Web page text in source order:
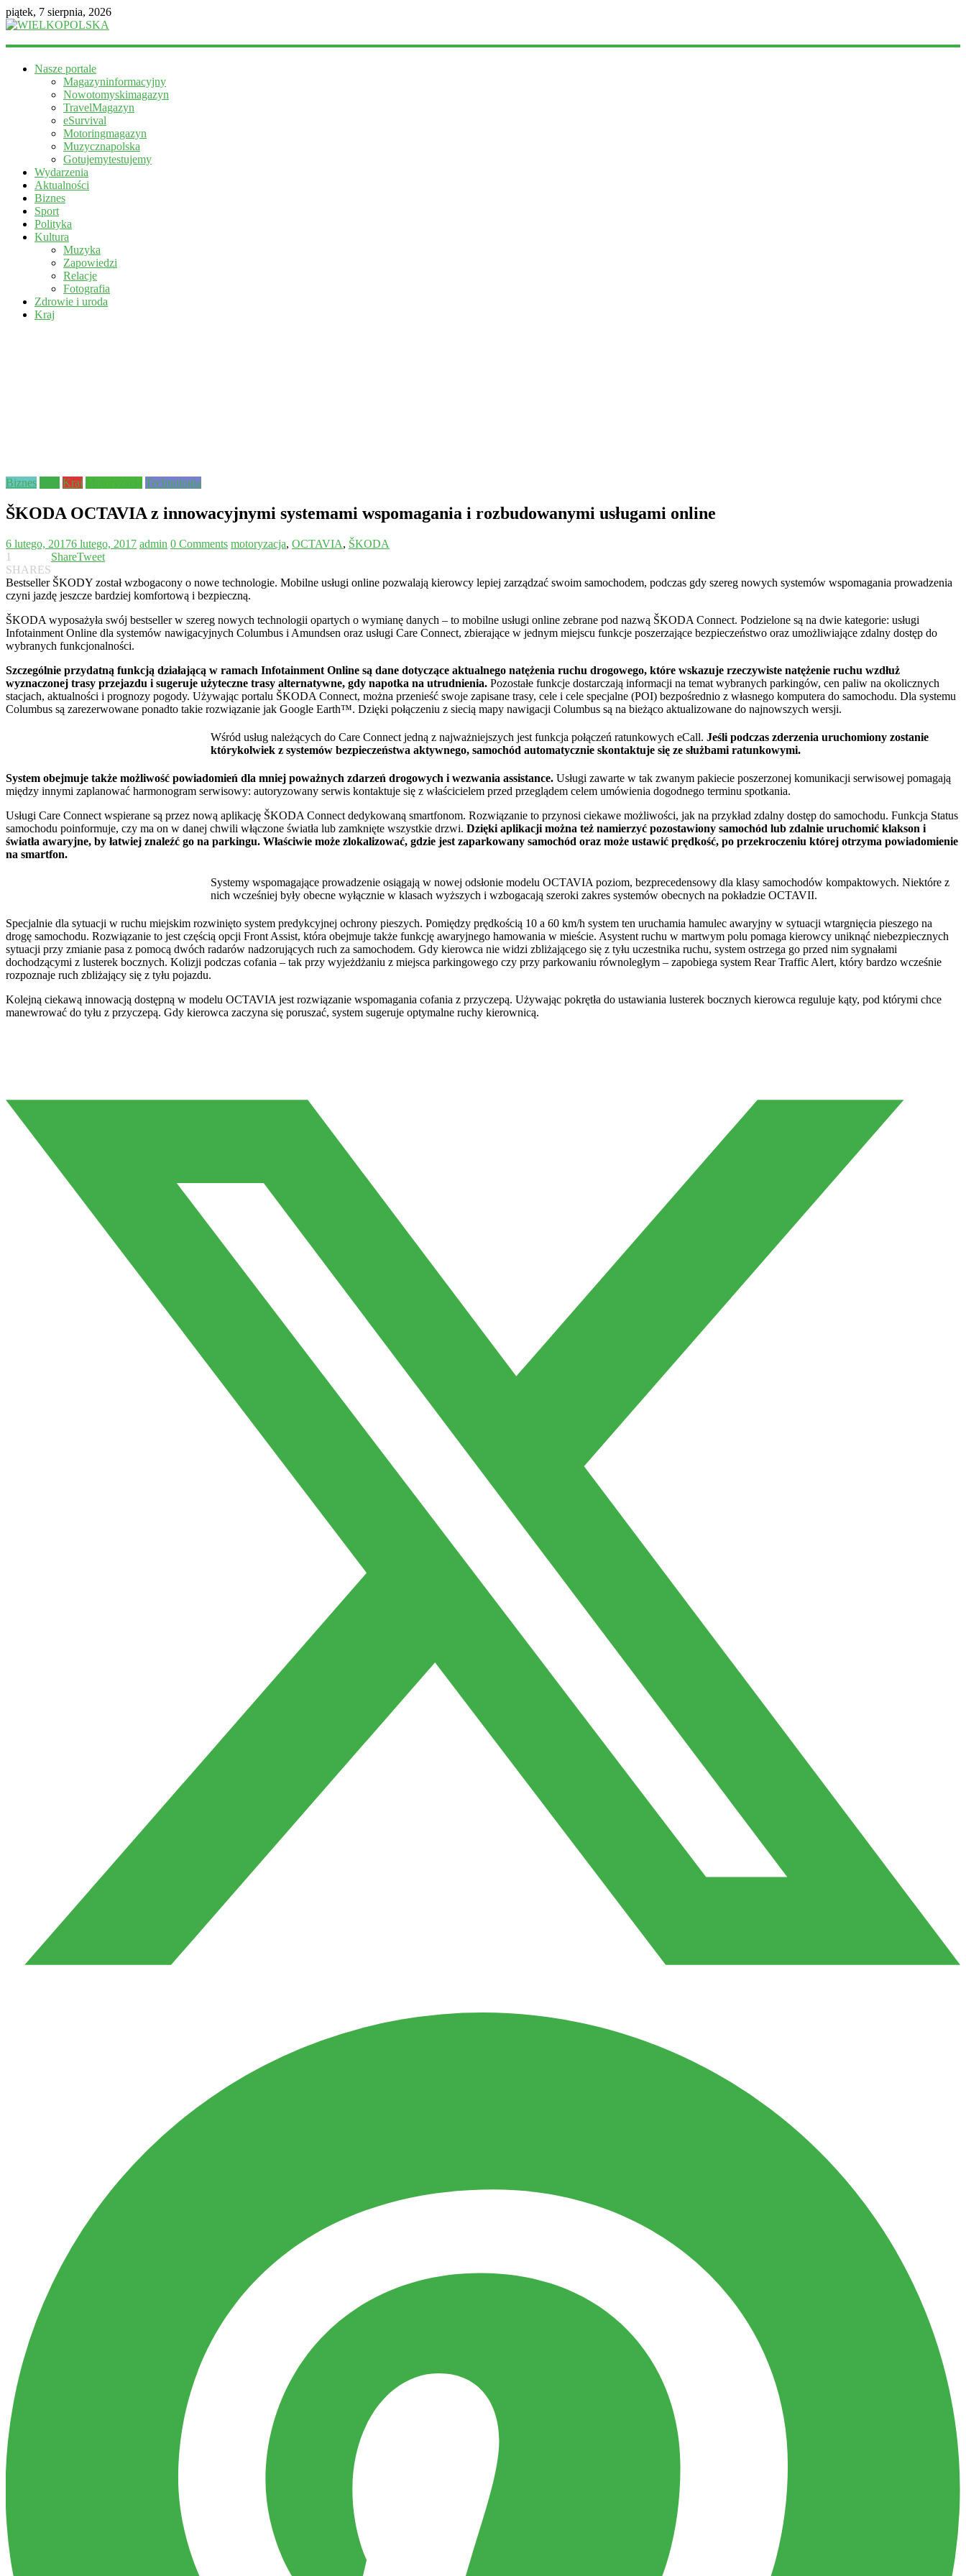
piątek, 7 sierpnia, 2026
WIELKOPOLSKA
informacyjny
Nasze portale
Magazyninformacyjny
Nowotomyskimagazyn
TravelMagazyn
eSurvival
Motoringmagazyn
Muzycznapolska
Gotujemytestujemy
Wydarzenia
Aktualności
Biznes
Sport
Polityka
Kultura
Muzyka
Zapowiedzi
Relacje
Fotografia
Zdrowie i uroda
Kraj
Biznes Kraj Technologia
ŠKODA OCTAVIA z innowacyjnymi systemami wspomagania i rozbudowanymi usługami online
6 lutego, 20176 lutego, 2017 admin 0 Comments motoryzacja, OCTAVIA, ŠKODA
1
SHARES
ShareTweet
Bestseller ŠKODY został wzbogacony o nowe technologie. Mobilne usługi online pozwalają kierowcy lepiej zarządzać swoim samochodem, podczas gdy szereg nowych systemów wspomagania prowadzenia
czyni jazdę jeszcze bardziej komfortową i bezpieczną.
ŠKODA wyposażyła swój bestseller w szereg nowych technologii opartych o wymianę danych – to mobilne usługi online zebrane pod nazwą ŠKODA Connect. Podzielone są na dwie kategorie: usługi
Infotainment Online dla systemów nawigacyjnych Columbus i Amundsen oraz usługi Care Connect, zbierające w jednym miejscu funkcje poszerzające bezpieczeństwo oraz umożliwiające zdalny dostęp do
wybranych funkcjonalności.
Szczególnie przydatną funkcją działającą w ramach Infotainment Online są dane dotyczące aktualnego natężenia ruchu drogowego, które wskazuje rzeczywiste natężenie ruchu wzdłuż
wyznaczonej trasy przejazdu i sugeruje użyteczne trasy alternatywne, gdy napotka na utrudnienia. Pozostałe funkcje dostarczają informacji na temat wybranych parkingów, cen paliw na okolicznych
stacjach, aktualności i prognozy pogody. Używając portalu ŠKODA Connect, można przenieść swoje zapisane trasy, cele i cele specjalne (POI) bezpośrednio z własnego komputera do samochodu. Dla systemu
Columbus są zarezerwowane ponadto takie rozwiązanie jak Google Earth™. Dzięki połączeniu z siecią mapy nawigacji Columbus są na bieżąco aktualizowane do najnowszych wersji.
Wśród usług należących do Care Connect jedną z najważniejszych jest funkcja połączeń ratunkowych eCall. Jeśli podczas zderzenia uruchomiony zostanie
którykolwiek z systemów bezpieczeństwa aktywnego, samochód automatycznie skontaktuje się ze służbami ratunkowymi.
System obejmuje także możliwość powiadomień dla mniej poważnych zdarzeń drogowych i wezwania assistance. Usługi zawarte w tak zwanym pakiecie poszerzonej komunikacji serwisowej pomagają
między innymi zaplanować harmonogram serwisowy: autoryzowany serwis kontaktuje się z właścicielem przed przeglądem celem umówienia dogodnego terminu spotkania.
Usługi Care Connect wspierane są przez nową aplikację ŠKODA Connect dedykowaną smartfonom. Rozwiązanie to przynosi ciekawe możliwości, jak na przykład zdalny dostęp do samochodu. Funkcja Status
samochodu poinformuje, czy ma on w danej chwili włączone światła lub zamknięte wszystkie drzwi. Dzięki aplikacji można też namierzyć pozostawiony samochód lub zdalnie uruchomić klakson i
światła awaryjne, by łatwiej znaleźć go na parkingu. Właściwie może zlokalizować, gdzie jest zaparkowany samochód oraz może ustawić prędkość, po przekroczeniu której otrzyma powiadomienie
na smartfon.
Systemy wspomagające prowadzenie osiągają w nowej odsłonie modelu OCTAVIA poziom, bezprecedensowy dla klasy samochodów kompaktowych. Niektóre z
nich wcześniej były obecne wyłącznie w klasach wyższych i wzbogacają szeroki zakres systemów obecnych na pokładzie OCTAVII.
Specjalnie dla sytuacji w ruchu miejskim rozwinięto system predykcyjnej ochrony pieszych. Pomiędzy prędkością 10 a 60 km/h system ten uruchamia hamulec awaryjny w sytuacji wtargnięcia pieszego na
drogę samochodu. Rozwiązanie to jest częścią opcji Front Assist, która obejmuje także funkcję awaryjnego hamowania w mieście. Asystent ruchu w martwym polu pomaga kierowcy uniknąć niebezpiecznych
sytuacji przy zmianie pasa z pomocą dwóch radarów nadzorujących ruch za samochodem. Gdy kierowca nie widzi zbliżającego się z tyłu uczestnika ruchu, system ostrzega go przed nim sygnałami
dochodzącymi z lusterek bocznych. Kolizji podczas cofania – tak przy wyjeżdżaniu z miejsca parkingowego czy przy parkowaniu równoległym – zapobiega system Rear Traffic Alert, który bardzo wcześnie
rozpoznaje ruch zbliżający się z tyłu pojazdu.
Kolejną ciekawą innowacją dostępną w modelu OCTAVIA jest rozwiązanie wspomagania cofania z przyczepą. Używając pokrętła do ustawiania lusterek bocznych kierowca reguluje kąty, pod którymi chce
manewrować do tyłu z przyczepą. Gdy kierowca zaczyna się poruszać, system sugeruje optymalne ruchy kierownicą.